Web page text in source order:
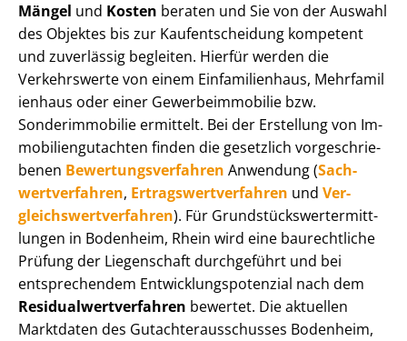
Mängel und Kosten beraten und Sie von der Auswahl
des Objektes bis zur Kauf­ent­schei­dung kompetent
und zuverlässig begleiten. Hierfür werden die
Verkehrswerte von einem Einfamilienhaus, Mehr­fa­mi­l
i­en­haus oder einer Ge­wer­be­im­mo­bi­lie bzw.
Sonderimmobilie ermittelt. Bei der Erstellung von Im­
mo­bi­li­en­gut­ach­ten finden die gesetzlich vor­ge­schrie­
be­nen Be­wer­tungs­ver­fah­ren Anwendung (Sach­
wert­ver­fah­ren, Er­trags­wert­ver­fah­ren und Ver­
gleichs­wert­ver­fah­ren). Für Grund­stücks­wert­ermitt­
lun­gen in Bodenheim, Rhein wird eine baurechtliche
Prüfung der Liegenschaft durchgeführt und bei
entsprechendem Ent­wick­lungs­po­ten­zi­al nach dem
Re­si­du­al­wert­ver­fah­ren bewertet. Die aktuellen
Marktdaten des Gut­ach­ter­aus­schus­ses Bodenheim,